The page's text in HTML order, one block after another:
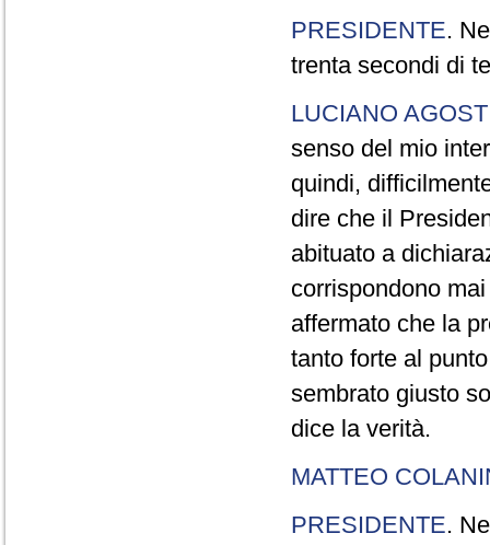
PRESIDENTE.
trenta secondi di
LUCIANO
senso del mio
quindi,
dire che il
abituato a
corrispondono
affermato che la
tanto forte al
sembrato giusto
dice la verità.
MATTEO
PRESIDENTE.